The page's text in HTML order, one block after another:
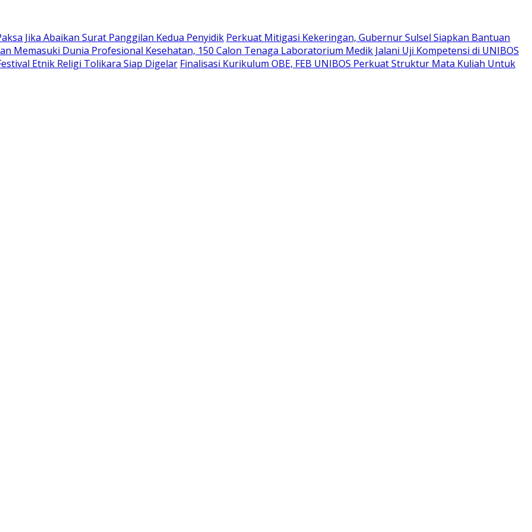
Jika Abaikan Surat Panggilan Kedua Penyidik Perkuat Mitigasi Kekeringan, Gubernur Sulsel Siapkan Bantuan
Memasuki Dunia Profesional Kesehatan, 150 Calon Tenaga Laboratorium Medik Jalani Uji Kompetensi di UNIBOS
Etnik Religi Tolikara Siap Digelar Finalisasi Kurikulum OBE, FEB UNIBOS Perkuat Struktur Mata Kuliah Untuk